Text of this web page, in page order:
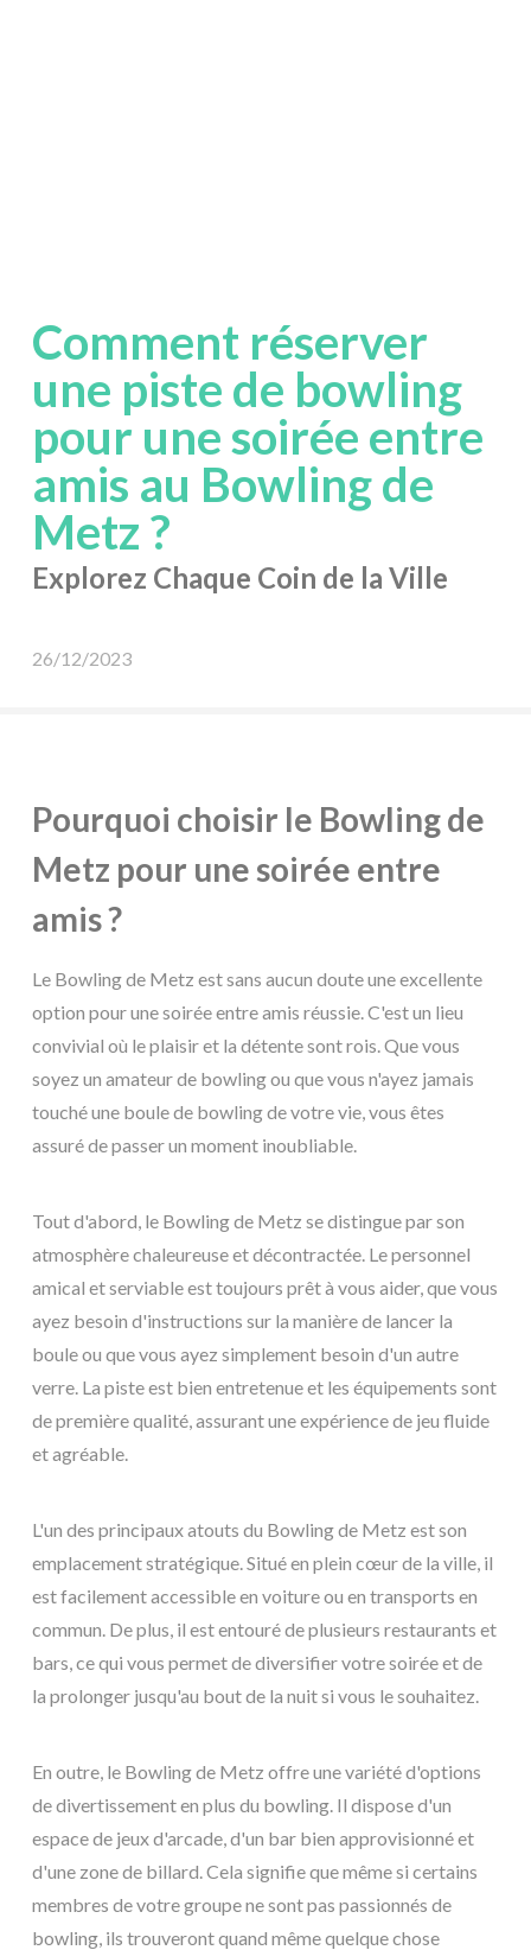
Comment réserver
une piste de bowling
pour une soirée entre
amis au Bowling de
Metz ?
Explorez Chaque Coin de la Ville
26/12/2023
Pourquoi choisir le Bowling de
Metz pour une soirée entre
amis ?
Le Bowling de Metz est sans aucun doute une excellente
option pour une soirée entre amis réussie. C'est un lieu
convivial où le plaisir et la détente sont rois. Que vous
soyez un amateur de bowling ou que vous n'ayez jamais
touché une boule de bowling de votre vie, vous êtes
assuré de passer un moment inoubliable.
Tout d'abord, le Bowling de Metz se distingue par son
atmosphère chaleureuse et décontractée. Le personnel
amical et serviable est toujours prêt à vous aider, que vous
ayez besoin d'instructions sur la manière de lancer la
boule ou que vous ayez simplement besoin d'un autre
verre. La piste est bien entretenue et les équipements sont
de première qualité, assurant une expérience de jeu fluide
et agréable.
L'un des principaux atouts du Bowling de Metz est son
emplacement stratégique. Situé en plein cœur de la ville, il
est facilement accessible en voiture ou en transports en
commun. De plus, il est entouré de plusieurs restaurants et
bars, ce qui vous permet de diversifier votre soirée et de
la prolonger jusqu'au bout de la nuit si vous le souhaitez.
En outre, le Bowling de Metz offre une variété d'options
de divertissement en plus du bowling. Il dispose d'un
espace de jeux d'arcade, d'un bar bien approvisionné et
d'une zone de billard. Cela signifie que même si certains
membres de votre groupe ne sont pas passionnés de
bowling, ils trouveront quand même quelque chose